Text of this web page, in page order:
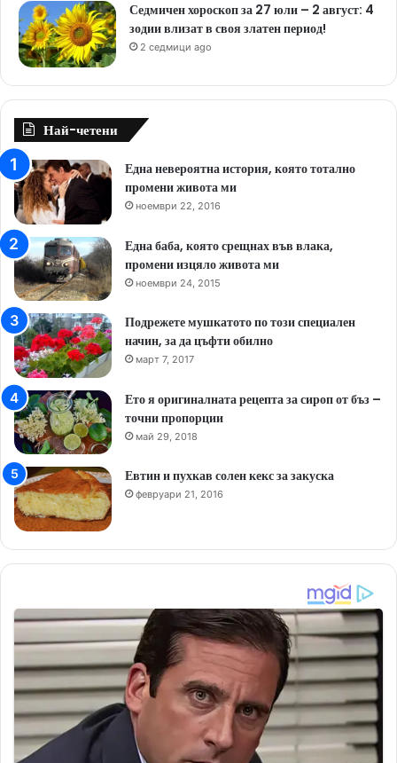
Седмичен хороскоп за 27 юли – 2 август: 4
зодии влизат в своя златен период!
2 седмици ago
Най-четени
Една невероятна история, която тотално
промени живота ми
ноември 22, 2016
Една баба, която срещнах във влака,
промени изцяло живота ми
ноември 24, 2015
Подрежете мушкатото по този специален
начин, за да цъфти обилно
март 7, 2017
Ето я оригиналната рецепта за сироп от бъз –
точни пропорции
май 29, 2018
Евтин и пухкав солен кекс за закуска
февруари 21, 2016